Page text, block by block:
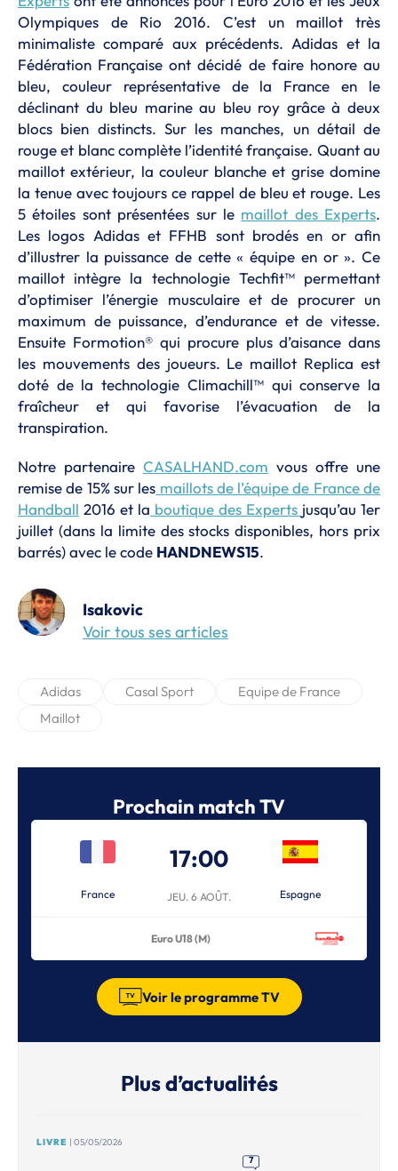
Olympiques de Rio 2016. C’est un maillot très
minimaliste comparé aux précédents. Adidas et la
Fédération Française ont décidé de faire honore au
bleu, couleur représentative de la France en le
déclinant du bleu marine au bleu roy grâce à deux
blocs bien distincts. Sur les manches, un détail de
rouge et blanc complète l’identité française. Quant au
maillot extérieur, la couleur blanche et grise domine
la tenue avec toujours ce rappel de bleu et rouge. Les
5 étoiles sont présentées sur le maillot des Experts.
Les logos Adidas et FFHB sont brodés en or afin
d’illustrer la puissance de cette « équipe en or ». Ce
maillot intègre la technologie Techfit™ permettant
d’optimiser l’énergie musculaire et de procurer un
maximum de puissance, d’endurance et de vitesse.
Ensuite Formotion® qui procure plus d’aisance dans
les mouvements des joueurs. Le maillot Replica est
doté de la technologie Climachill™ qui conserve la
fraîcheur et qui favorise l’évacuation de la
transpiration.
Notre partenaire CASALHAND.com vous offre une
remise de 15% sur les maillots de l’équipe de France de
Handball 2016 et la boutique des Experts jusqu’au 1er
juillet (dans la limite des stocks disponibles, hors prix
barrés) avec le code HANDNEWS15.
Isakovic
Voir tous ses articles
Adidas Casal Sport
Equipe de France
Maillot
Prochain match TV
France
17:00
JEU. 6 AOÛT. Espagne
Euro U18 (M)
Voir le programme TV
Plus d’actualités
LIVRE | 05/05/2026
7